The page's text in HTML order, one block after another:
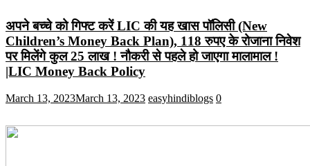
अपने बच्चे को गिफ्ट करें LIC की यह खास पॉलिसी (New
Children’s Money Back Plan), 118 रुपए के रोजाना निवेश
पर मिलेंगे कुल 25 लाख ! नौकरी से पहले हो जाएगा मालामाल !
|LIC Money Back Policy
March 13, 2023March 13, 2023 easyhindiblogs 0